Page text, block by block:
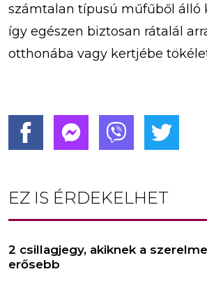
számtalan típusú műfűből álló
így egészen biztosan rátalál
otthonába vagy kertjébe
EZ IS ÉRDEKELHET
2 csillagjegy, akiknek a
erősebb